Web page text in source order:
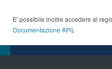
E' possibile inoltre accedere al
Documentazione API).